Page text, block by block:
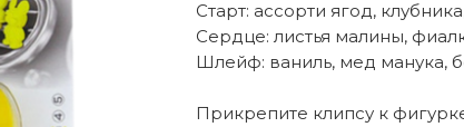
Старт: ассорти ягод,
Сердце: листья малины,
Шлейф: ваниль, мед манука,
Прикрепите клипсу к